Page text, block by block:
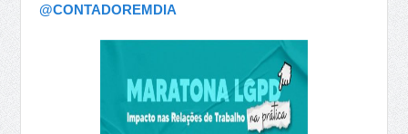
@CONTADOREMDIA